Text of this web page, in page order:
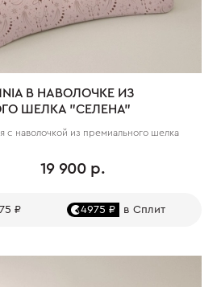
В НАВОЛОЧКЕ ИЗ
ШЕЛКА "СЕЛЕНА"
с наволочкой из премиального шелка
19 900 р.
₽ 4975 ₽ в Сплит